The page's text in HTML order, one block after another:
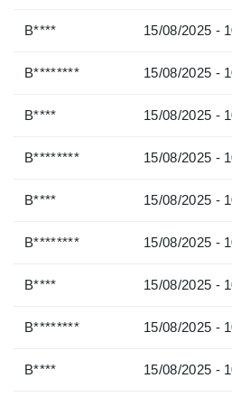
B**** 15/08/2025 -
B******** 15/08/2025 -
B**** 15/08/2025 -
B******** 15/08/2025 -
B**** 15/08/2025 -
B******** 15/08/2025 -
B**** 15/08/2025 -
B******** 15/08/2025 -
B**** 15/08/2025 -